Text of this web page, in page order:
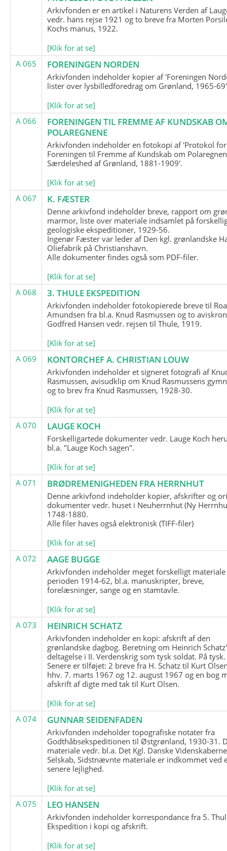
Arkivfonden er en artikel i Naturens Verden af
vedr. hans rejse 1921 og to breve fra Morten
Kochs manus, 1922.
[Klik for at se]
A 065
FORENINGEN NORDEN
Arkivfonden indeholder kopier af 'Foreningen
lister over lysbilledforedrag om Grønland, 1965-
[Klik for at se]
A 066
FORENINGEN TIL FREMME AF KUNDSKAB
POLAREGNENE
Arkivfonden indeholder en fotokopi af 'Protokol for
Foreningen til Fremme af Kundskab om
Særdeleshed af Grønland, 1881-1909'.
[Klik for at se]
A 067
K. FÆSTER
Denne arkivfond indeholder breve, rapport om
marmor, liste over materiale indsamlet på
geologiske ekspeditioner, 1929-56.
Ingenør Fæster var leder af Den kgl. grønlandske
Oliefabrik på Christianshavn.
Alle dokumenter findes også som PDF-filer.
[Klik for at se]
A 068
3. THULE EKSPEDITION
Arkivfonden indeholder fotokopierede breve til
Amundsen fra bl.a. Knud Rasmussen og to
Godfred Hansen vedr. rejsen til Thule, 1919.
[Klik for at se]
A 069
KONTORCHEF A. CHRISTIAN LOUW
Arkivfonden indeholder et signeret fotografi af
Rasmussen, avisudklip om Knud Rasmussens
og to brev fra Knud Rasmussen, 1928-30.
[Klik for at se]
A 070
LAUGE KOCH
Forskelligartede dokumenter vedr. Lauge Koch
bl.a. "Lauge Koch sagen".
[Klik for at se]
A 071
BRØDREMENIGHEDEN FRA HERRNHUT
Denne arkivfond indeholder kopier, afskrifter og
dokumenter vedr. huset i Neuherrnhut (Ny
1748-1880.
Alle filer haves også elektronisk (TIFF-filer)
[Klik for at se]
A 072
AAGE BUGGE
Arkivfonden indeholder meget forskelligt
perioden 1914-62, bl.a. manuskripter, breve,
forelæsninger, sange og en stamtavle.
[Klik for at se]
A 073
HEINRICH SCHATZ
Arkivfonden indeholder en kopi: afskrift af den
grønlandske dagbog. Beretning om Heinrich Schatz'
deltagelse i II. Verdenskrig som tysk soldat. På tysk.
Senere er tilføjet: 2 breve fra H. Schatz til Kurt
hhv. 7. marts 1967 og 12. august 1967 og en bog
afskrift af digte med tak til Kurt Olsen.
[Klik for at se]
A 074
GUNNAR SEIDENFADEN
Arkivfonden indeholder topografiske notater fra
Godthåbsekspeditionen til Østgrønland, 1930-31.
materiale vedr. bl.a. Det Kgl. Danske
Selskab, Sidstnævnte materiale er indkommet ved
senere lejlighed.
[Klik for at se]
A 075
LEO HANSEN
Arkivfonden indeholder korrespondance fra 5.
Ekspedition i kopi og afskrift.
[Klik for at se]